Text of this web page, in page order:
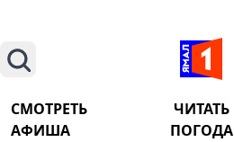
Поиск
СМОТРЕТЬ ЧИТАТЬ
АФИША
ПОГОДА